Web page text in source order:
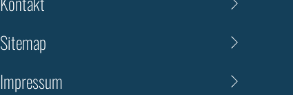
Sitemap
Impressum